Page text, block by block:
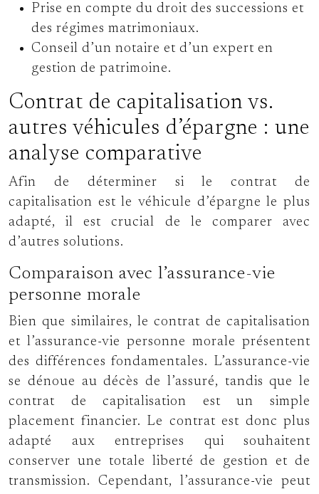
Prise en compte du droit des successions et
des régimes matrimoniaux.
Conseil d’un notaire et d’un expert en
gestion de patrimoine.
Contrat de capitalisation vs.
autres véhicules d’épargne : une
analyse comparative
Afin de déterminer si le contrat de
capitalisation est le véhicule d’épargne le plus
adapté, il est crucial de le comparer avec
d’autres solutions.
Comparaison avec l’assurance-vie
personne morale
Bien que similaires, le contrat de capitalisation
et l’assurance-vie personne morale présentent
des différences fondamentales. L’assurance-vie
se dénoue au décès de l’assuré, tandis que le
contrat de capitalisation est un simple
placement financier. Le contrat est donc plus
adapté aux entreprises qui souhaitent
conserver une totale liberté de gestion et de
transmission. Cependant, l’assurance-vie peut